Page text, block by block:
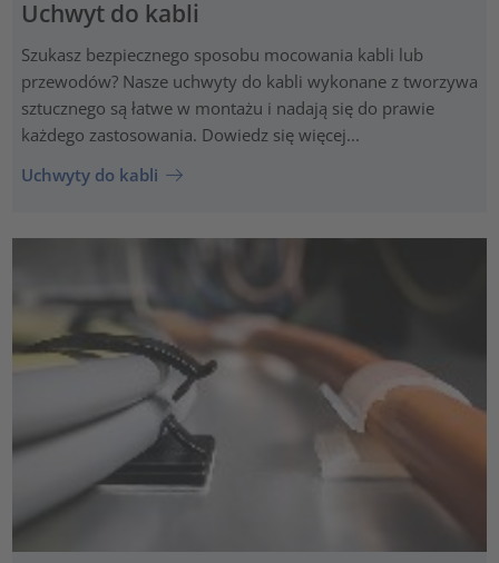
Uchwyt do kabli
Szukasz bezpiecznego sposobu mocowania kabli lub
przewodów? Nasze uchwyty do kabli wykonane z tworzywa
sztucznego są łatwe w montażu i nadają się do prawie
każdego zastosowania. Dowiedz się więcej...
Uchwyty do kabli